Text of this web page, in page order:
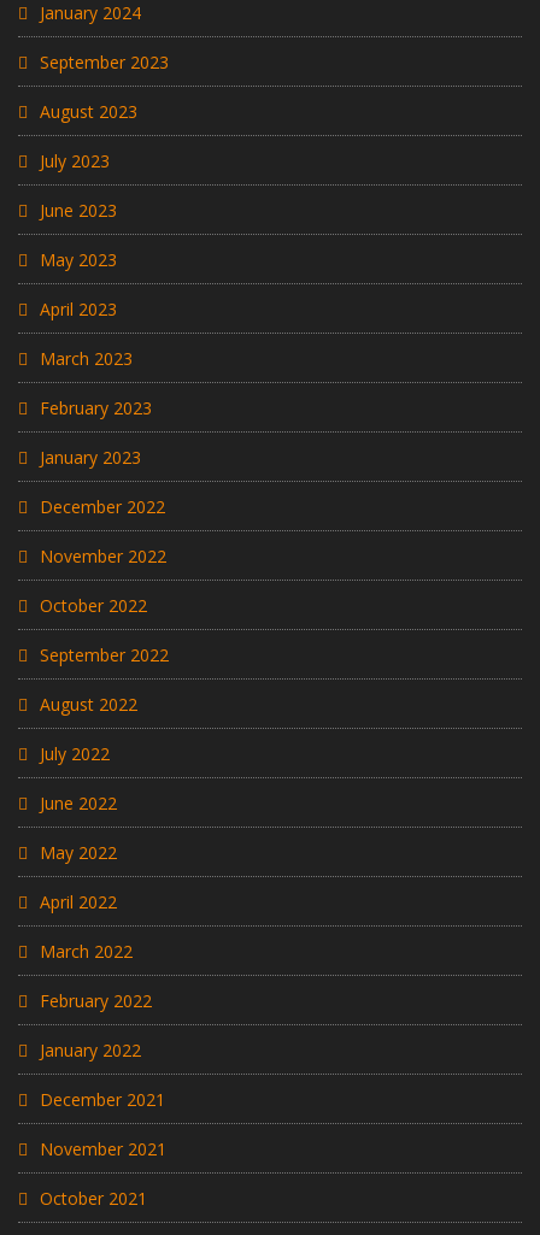
January 2024
September 2023
August 2023
July 2023
June 2023
May 2023
April 2023
March 2023
February 2023
January 2023
December 2022
November 2022
October 2022
September 2022
August 2022
July 2022
June 2022
May 2022
April 2022
March 2022
February 2022
January 2022
December 2021
November 2021
October 2021